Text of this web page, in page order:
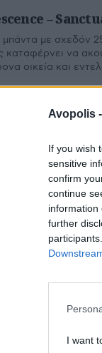
Avopolis -
If you wish
sensitive
confirm
continue
information
further
I want
–
με σχεδόν
καταφέρνει να
οικεία και
Le
μέρος του